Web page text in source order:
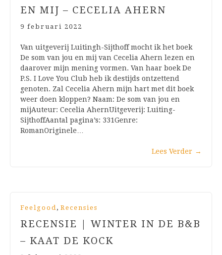
EN MIJ – CECELIA AHERN
9 februari 2022
Van uitgeverij Luitingh-Sijthoff mocht ik het boek
De som van jou en mij van Cecelia Ahern lezen en
daarover mijn mening vormen. Van haar boek De
P.S. I Love You Club heb ik destijds ontzettend
genoten. Zal Cecelia Ahern mijn hart met dit boek
weer doen kloppen? Naam: De som van jou en
mijAuteur: Cecelia AhernUitgeverij: Luiting-
SijthoffAantal pagina’s: 331Genre:
RomanOriginele…
Lees Verder →
Feelgood, Recensies
RECENSIE | WINTER IN DE B&B
– KAAT DE KOCK